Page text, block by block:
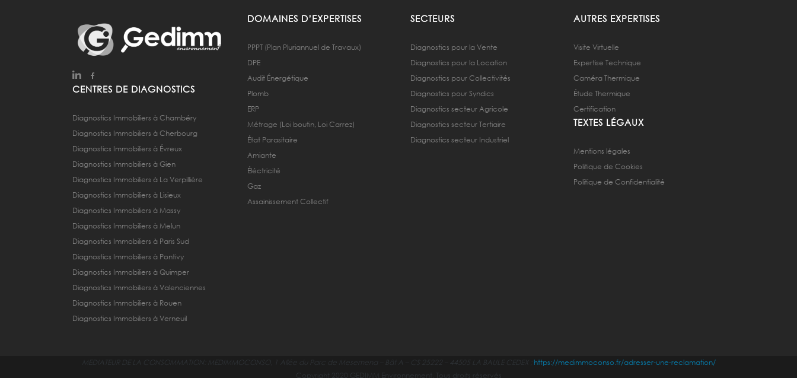
CENTRES DE DIAGNOSTICS
Diagnostics Immobiliers à Chambéry
Diagnostics Immobiliers à Cherbourg
Diagnostics Immobiliers à Évreux
Diagnostics Immobiliers à Gien
Diagnostics Immobiliers à La Verpillière
Diagnostics Immobiliers à Lisieux
Diagnostics Immobiliers à Massy
Diagnostics Immobiliers à Melun
Diagnostics Immobiliers à Paris Sud
Diagnostics Immobiliers à Pontivy
Diagnostics Immobiliers à Quimper
Diagnostics Immobiliers à Valenciennes
Diagnostics Immobiliers à Rouen
Diagnostics Immobiliers à Verneuil
DOMAINES D’EXPERTISES
PPPT (Plan Pluriannuel de Travaux)
DPE
Audit Énergétique
Plomb
ERP
Métrage (Loi boutin, Loi Carrez)
État Parasitaire
Amiante
Éléctricité
Gaz
Assainissement Collectif
SECTEURS
Diagnostics pour la Vente
Diagnostics pour la Location
Diagnostics pour Collectivités
Diagnostics pour Syndics
Diagnostics secteur Agricole
Diagnostics secteur Tertiaire
Diagnostics secteur Industriel
AUTRES EXPERTISES
Visite Virtuelle
Expertise Technique
Caméra Thermique
Étude Thermique
Certification
TEXTES LÉGAUX
Mentions légales
Politique de Cookies
Politique de Confidentialité
MEDIATEUR DE LA CONSOMMATION: MEDIMMOCONSO, 1 Allée du Parc de Mesemena – Bât A – CS 25222 – 44505 LA BAULE CEDEX ; https://medimmoconso.fr/adresser-une-reclamation/
Copyright 2020 GEDIMM Environnement, Tous droits réservés